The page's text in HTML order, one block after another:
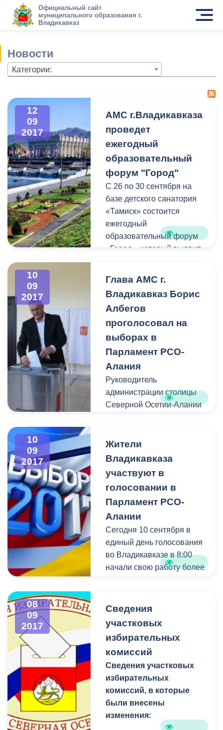
Официальный сайт
муниципального образования г.
Владикавказ
Новости
Категории:
12
09
2017
АМС г.Владикавказа
проведет
ежегодный
образовательный
форум "Город"
С 26 по 30 сентября на
базе детского санатория
«Тамиск» состоится
ежегодный
образовательный форум
«Город», который выявит
10
09
2017
Глава АМС г.
Владикавказ Борис
Албегов
проголосовал на
выборах в
Парламент РСО-
Алания
Руководитель
администрации столицы
Северной Осетии-Алании
республики.
10
09
2017
Жители
Владикавказа
участвуют в
голосовании в
Парламент РСО-
Алании
Сегодня 10 сентября в
единый день голосования
во Владикавказе в 8:00
начали свою работу более
08
09
2017
Сведения
участковых
избирательных
комиссий
Сведения участковых
избирательных
комиссий, в которые
были внесены
изменения: